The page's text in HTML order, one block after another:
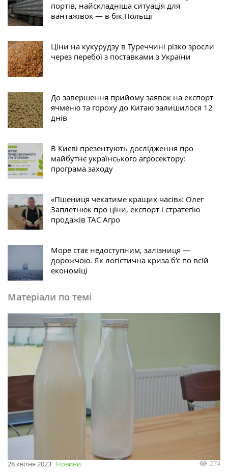
портів, найскладніша ситуація для
вантажівок — в бік Польщі
Ціни на кукурудзу в Туреччині різко зросли
через перебої з поставками з України
До завершення прийому заявок на експорт
ячменю та гороху до Китаю залишилося 12
днів
В Києві презентують дослідження про
майбутнє українського агросектору:
програма заходу
«Пшениця чекатиме кращих часів»: Олег
Заплетнюк про ціни, експорт і стратегію
продажів ТАС Агро
Море стає недоступним, залізниця —
дорожчою. Як логістична криза б’є по всій
економіці
Матеріали по темі
28 квітня 2023 Новини 274